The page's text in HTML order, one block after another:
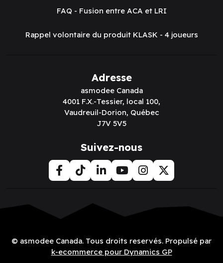
FAQ - Fusion entre ACA et LRI
Rappel volontaire du produit KLASK - 4 joueurs
Adresse
asmodee Canada
4001 F.X.-Tessier, local 100,
Vaudreuil-Dorion, Québec
J7V 5V5
Suivez-nous
© asmodee Canada. Tous droits reservés. Propulsé par
k-ecommerce pour Dynamics GP